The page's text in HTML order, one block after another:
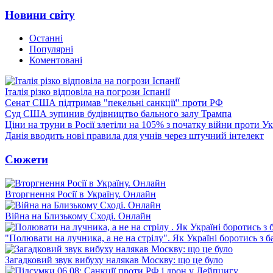
Новини світу
Останні
Популярні
Коментовані
Італія різко відповіла на погрози Іспанії
Сенат США підтримав "пекельні санкції" проти РФ
Суд США зупинив будівництво бального залу Трампа
Ціни на труни в Росії злетіли на 105% з початку війни проти
Данія вводить нові правила для учнів через штучний інтелект
Сюжети
Вторгнення Росії в Україну. Онлайн
Війна на Близькому Сході. Онлайн
"Полювати на лучника, а не на стрілу". Як Україні боротись з
Загадковий звук вибуху налякав Москву: що це було